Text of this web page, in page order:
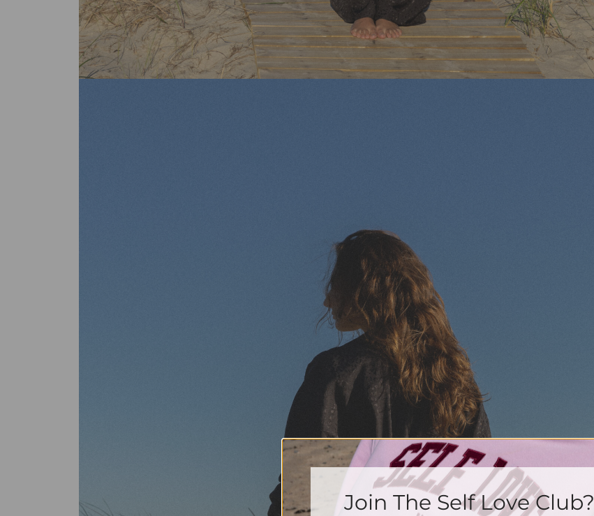
Join The Self Love Club?